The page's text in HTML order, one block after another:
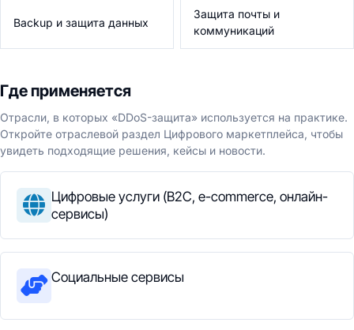
Backup и защита данных
Защита почты и
коммуникаций
Где применяется
Отрасли, в которых «DDoS-защита» используется на практике.
Откройте отраслевой раздел Цифрового маркетплейса, чтобы
увидеть подходящие решения, кейсы и новости.
Цифровые услуги (B2C, e-commerce, онлайн-
сервисы)
Социальные сервисы